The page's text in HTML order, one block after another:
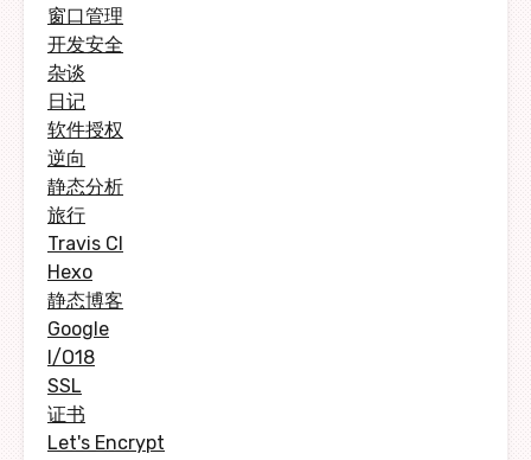
窗口管理
开发安全
杂谈
日记
软件授权
逆向
静态分析
旅行
Travis CI
Hexo
静态博客
Google
I/O18
SSL
证书
Let's Encrypt